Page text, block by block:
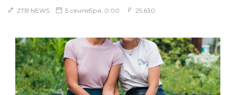
ZTB NEWS 5 сентября, 0:00 25,630